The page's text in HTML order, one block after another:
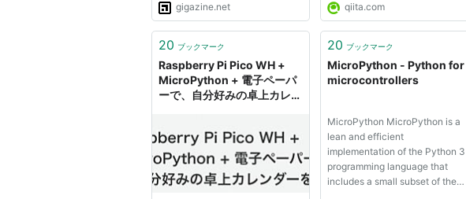
gigazine.net qiita.com
20 ブックマーク
Raspberry Pi Pico WH +
MicroPython + 電子ペーパ
ーで、自分好みの卓上カレン
20 ブックマーク
MicroPython - Python for
microcontrollers
MicroPython MicroPython is a
lean and efficient
implementation of the Python 3
programming language that
includes a small subset of the